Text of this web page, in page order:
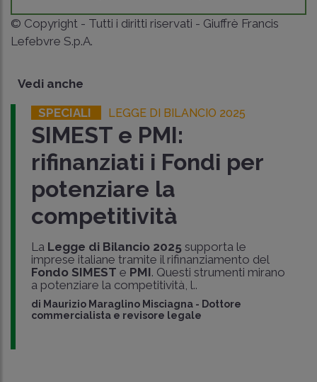
© Copyright - Tutti i diritti riservati - Giuffrè Francis
Lefebvre S.p.A.
Vedi anche
SPECIALI LEGGE DI BILANCIO 2025
SIMEST e PMI:
rifinanziati i Fondi per
potenziare la
competitività
La Legge di Bilancio 2025supporta le
imprese italiane tramite il rifinanziamento del
Fondo SIMEST e PMI. Questi strumenti mirano
a potenziare la competitività, l..
di Maurizio Maraglino Misciagna - Dottore
commercialista e revisore legale